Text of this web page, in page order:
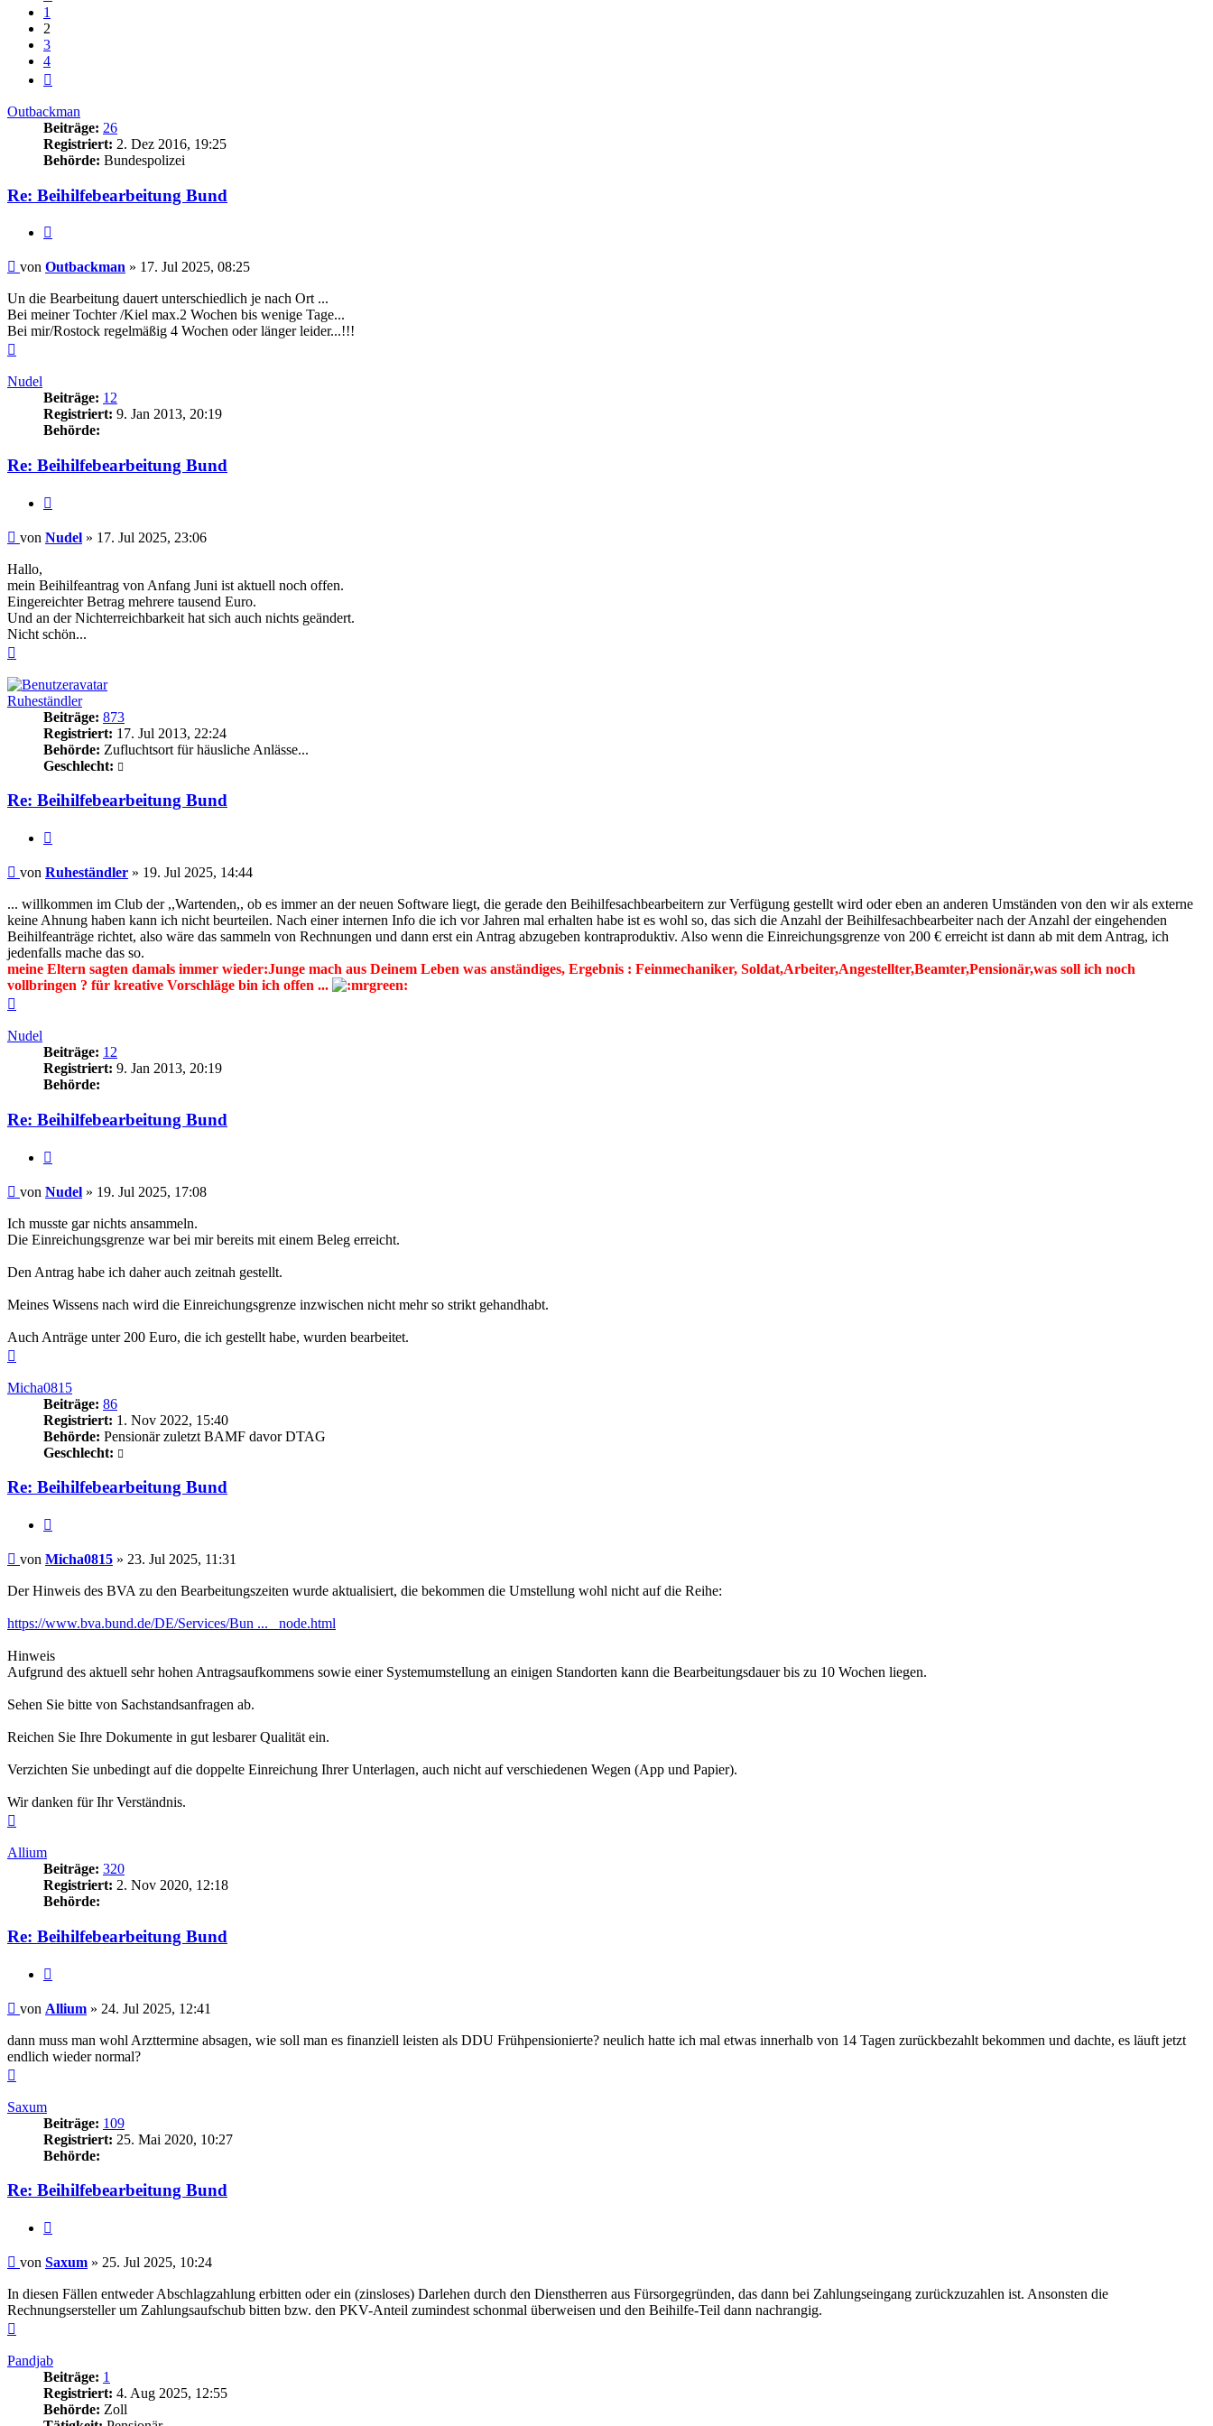
1
2
3
4
Outbackman
Beiträge: 26
Registriert: 2. Dez 2016, 19:25
Behörde: Bundespolizei
Re: Beihilfebearbeitung Bund
Beitrag
von Outbackman » 17. Jul 2025, 08:25
Un die Bearbeitung dauert unterschiedlich je nach Ort ...
Bei meiner Tochter /Kiel max.2 Wochen bis wenige Tage...
Bei mir/Rostock regelmäßig 4 Wochen oder länger leider...!!!
Nudel
Beiträge: 12
Registriert: 9. Jan 2013, 20:19
Behörde:
Re: Beihilfebearbeitung Bund
Beitrag
von Nudel » 17. Jul 2025, 23:06
Hallo,
mein Beihilfeantrag von Anfang Juni ist aktuell noch offen.
Eingereichter Betrag mehrere tausend Euro.
Und an der Nichterreichbarkeit hat sich auch nichts geändert.
Nicht schön...
Ruheständler
Beiträge: 873
Registriert: 17. Jul 2013, 22:24
Behörde: Zufluchtsort für häusliche Anlässe...
Geschlecht:
Re: Beihilfebearbeitung Bund
Beitrag
von Ruheständler » 19. Jul 2025, 14:44
... willkommen im Club der ,,Wartenden,, ob es immer an der neuen Software liegt, die gerade den Beihilfesachbearbeitern zur Verfügung gestellt wird oder eben an anderen Umständen von den wir als externe
keine Ahnung haben kann ich nicht beurteilen. Nach einer internen Info die ich vor Jahren mal erhalten habe ist es wohl so, das sich die Anzahl der Beihilfesachbearbeiter nach der Anzahl der eingehenden
Beihilfeanträge richtet, also wäre das sammeln von Rechnungen und dann erst ein Antrag abzugeben kontraproduktiv. Also wenn die Einreichungsgrenze von 200 € erreicht ist dann ab mit dem Antrag, ich
jedenfalls mache das so.
meine Eltern sagten damals immer wieder:Junge mach aus Deinem Leben was anständiges, Ergebnis : Feinmechaniker, Soldat,Arbeiter,Angestellter,Beamter,Pensionär,was soll ich noch
vollbringen ? für kreative Vorschläge bin ich offen ...
Nudel
Beiträge: 12
Registriert: 9. Jan 2013, 20:19
Behörde:
Re: Beihilfebearbeitung Bund
Beitrag
von Nudel » 19. Jul 2025, 17:08
Ich musste gar nichts ansammeln.
Die Einreichungsgrenze war bei mir bereits mit einem Beleg erreicht.
Den Antrag habe ich daher auch zeitnah gestellt.
Meines Wissens nach wird die Einreichungsgrenze inzwischen nicht mehr so strikt gehandhabt.
Auch Anträge unter 200 Euro, die ich gestellt habe, wurden bearbeitet.
Micha0815
Beiträge: 86
Registriert: 1. Nov 2022, 15:40
Behörde: Pensionär zuletzt BAMF davor DTAG
Geschlecht:
Re: Beihilfebearbeitung Bund
Beitrag
von Micha0815 » 23. Jul 2025, 11:31
Der Hinweis des BVA zu den Bearbeitungszeiten wurde aktualisiert, die bekommen die Umstellung wohl nicht auf die Reihe:
https://www.bva.bund.de/DE/Services/Bun ... _node.html
Hinweis
Aufgrund des aktuell sehr hohen Antragsaufkommens sowie einer Systemumstellung an einigen Standorten kann die Bearbeitungsdauer bis zu 10 Wochen liegen.
Sehen Sie bitte von Sachstandsanfragen ab.
Reichen Sie Ihre Dokumente in gut lesbarer Qualität ein.
Verzichten Sie unbedingt auf die doppelte Einreichung Ihrer Unterlagen, auch nicht auf verschiedenen Wegen (App und Papier).
Wir danken für Ihr Verständnis.
Allium
Beiträge: 320
Registriert: 2. Nov 2020, 12:18
Behörde:
Re: Beihilfebearbeitung Bund
Beitrag
von Allium » 24. Jul 2025, 12:41
dann muss man wohl Arzttermine absagen, wie soll man es finanziell leisten als DDU Frühpensionierte? neulich hatte ich mal etwas innerhalb von 14 Tagen zurückbezahlt bekommen und dachte, es läuft jetzt
endlich wieder normal?
Saxum
Beiträge: 109
Registriert: 25. Mai 2020, 10:27
Behörde:
Re: Beihilfebearbeitung Bund
Beitrag
von Saxum » 25. Jul 2025, 10:24
In diesen Fällen entweder Abschlagzahlung erbitten oder ein (zinsloses) Darlehen durch den Dienstherren aus Fürsorgegründen, das dann bei Zahlungseingang zurückzuzahlen ist. Ansonsten die
Rechnungsersteller um Zahlungsaufschub bitten bzw. den PKV-Anteil zumindest schonmal überweisen und den Beihilfe-Teil dann nachrangig.
Pandjab
Beiträge: 1
Registriert: 4. Aug 2025, 12:55
Behörde: Zoll